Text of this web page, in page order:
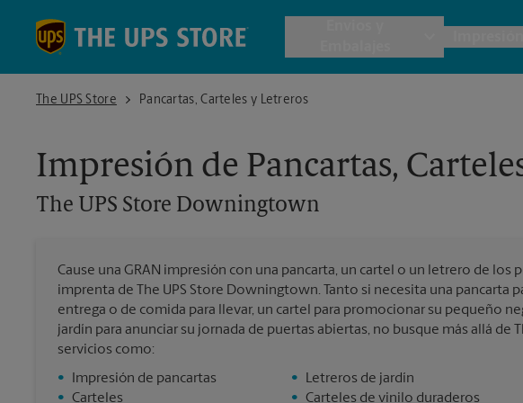
Cajas de Embalaje y Envío
Envío Internacional
The UPS Store
The UPS Store DowningtownPancartas, Carteles y Letreros
Impresión de Pancartas,
The UPS Store Downingtown
Cause una GRAN impresión con una pancarta, un cartel o un letrero de los
imprenta de The UPS Store Downingtown. Tanto si necesita una pancarta
entrega o de comida para llevar, un cartel para promocionar su pequeño
jardín para anunciar su jornada de puertas abiertas, no busque más allá de
servicios como:
•
Impresión de pancartas
• Carteles
•
Letreros de jardín
• Carteles de vinilo duraderos